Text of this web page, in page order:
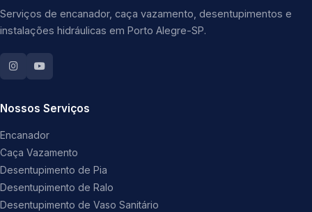
Serviços de encanador, caça vazamento, desentupimentos e
instalações hidráulicas em Porto Alegre-SP.
Nossos Serviços
Encanador
Caça Vazamento
Desentupimento de Pia
Desentupimento de Ralo
Desentupimento de Vaso Sanitário